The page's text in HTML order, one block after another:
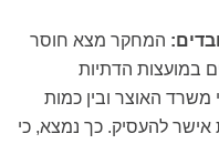
המחקר מצא חוסר
במועצות הדתיות
משרד האוצר ובין כמות
להעסיק. כך נמצא, כי